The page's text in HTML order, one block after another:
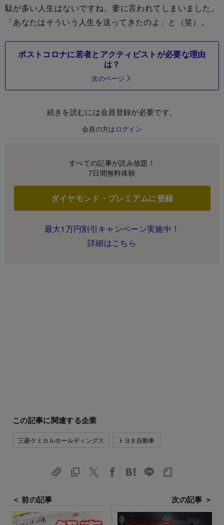
駄が多い人生はないですね。妻に言われてしまいました。
「あなたはそういう人生を送ってきたのよ」と（笑）。
ポストコロナに若者とアクティビストが必要な理由
は？
次のページ
続きを読むには会員登録が必要です。
会員の方は ログイン
すべての記事が読み放題！
7日間無料体験
ダイヤモンド・プレミアムに登録
最大1万円割引キャンペーン実施中！
詳細はこちら
この記事に関連する企業
三菱ケミカルホールディングス トヨタ自動車
＜ 前の記事 次の記事 ＞